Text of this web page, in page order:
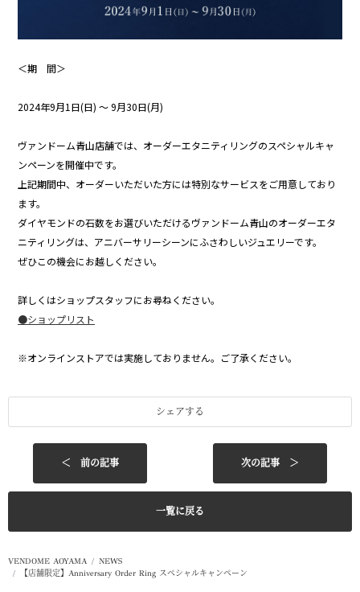
＜期 間＞
2024年9月1日(日) 〜 9月30日(月)
ヴァンドーム青山店舗では、オーダーエタニティリングのスペシャルキャ
ンペーンを開催中です。
上記期間中、オーダーいただいた方には特別なサービスをご用意しており
ます。
ダイヤモンドの石数をお選びいただけるヴァンドーム青山のオーダーエタ
ニティリングは、アニバーサリーシーンにふさわしいジュエリーです。
ぜひこの機会にお越しください。
詳しくはショップスタッフにお尋ねください。
●ショップリスト
※オンラインストアでは実施しておりません。ご了承ください。
シェアする
＜ 前の記事 次の記事 ＞
一覧に戻る
VENDOME AOYAMA
NEWS
【店舗限定】Anniversary Order Ring スペシャルキャンペーン